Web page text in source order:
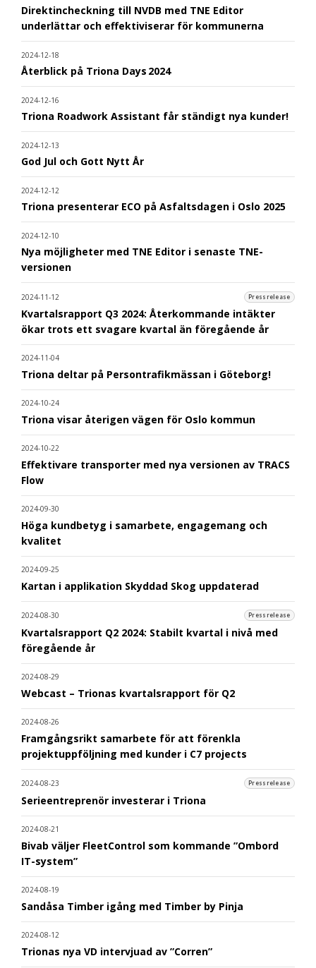
Direktincheckning till NVDB med TNE Editor
underlättar och effektiviserar för kommunerna
2024-12-18
Återblick på Triona Days 2024
2024-12-16
Triona Roadwork Assistant får ständigt nya kunder!
2024-12-13
God Jul och Gott Nytt År
2024-12-12
Triona presenterar ECO på Asfaltsdagen i Oslo 2025
2024-12-10
Nya möjligheter med TNE Editor i senaste TNE-
versionen
2024-11-12 Pressrelease
Kvartalsrapport Q3 2024: Återkommande intäkter
ökar trots ett svagare kvartal än föregående år
2024-11-04
Triona deltar på Persontrafikmässan i Göteborg!
2024-10-24
Triona visar återigen vägen för Oslo kommun
2024-10-22
Effektivare transporter med nya versionen av TRACS
Flow
2024-09-30
Höga kundbetyg i samarbete, engagemang och
kvalitet
2024-09-25
Kartan i applikation Skyddad Skog uppdaterad
2024-08-30 Pressrelease
Kvartalsrapport Q2 2024: Stabilt kvartal i nivå med
föregående år
2024-08-29
Webcast – Trionas kvartalsrapport för Q2
2024-08-26
Framgångsrikt samarbete för att förenkla
projektuppföljning med kunder i C7 projects
2024-08-23 Pressrelease
Serieentreprenör investerar i Triona
2024-08-21
Bivab väljer FleetControl som kommande ”Ombord
IT-system”
2024-08-19
Sandåsa Timber igång med Timber by Pinja
2024-08-12
Trionas nya VD intervjuad av ”Corren”